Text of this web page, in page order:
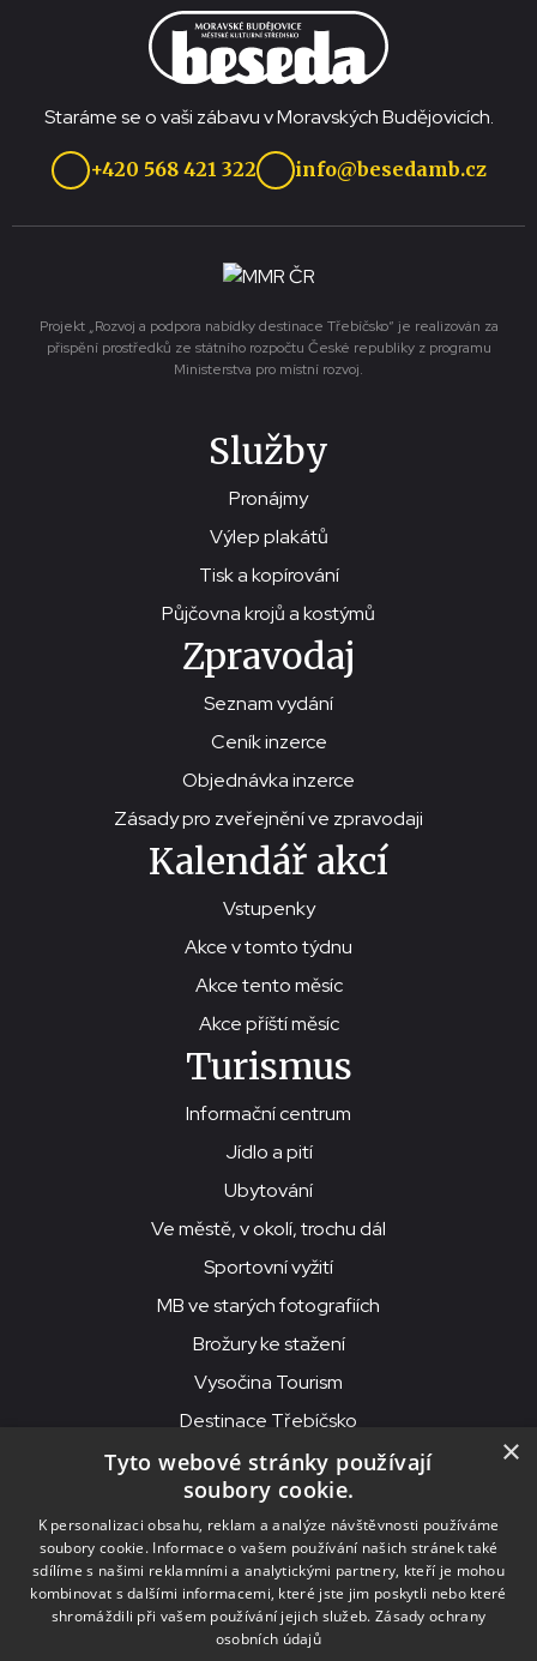
Staráme se o vaši zábavu v Moravských Budějovicích.
+420 568 421 322 info@besedamb.cz
Projekt „Rozvoj a podpora nabídky destinace Třebíčsko“ je realizován za
přispění prostředků ze státního rozpočtu České republiky z programu
Ministerstva pro místní rozvoj.
Služby
Pronájmy
Výlep plakátů
Tisk a kopírování
Půjčovna krojů a kostýmů
Zpravodaj
Seznam vydání
Ceník inzerce
Objednávka inzerce
Zásady pro zveřejnění ve zpravodaji
Kalendář akcí
Vstupenky
Akce v tomto týdnu
Akce tento měsíc
Akce příští měsíc
Turismus
Informační centrum
Jídlo a pití
Ubytování
Ve městě, v okolí, trochu dál
Sportovní vyžití
MB ve starých fotografiích
Brožury ke stažení
Vysočina Tourism
Destinace Třebíčsko
© 2026MKS Beseda Mor. Budějovice
MKS Beseda, příspěvková organizace, Purcnerova 62, 676 02
Moravské Budějovice
IČO: 00091758, DIČ: CZ00091758, ID datové schránky: chjn2kd
×
Tyto webové stránky používají
soubory cookie.
K personalizaci obsahu, reklam a analýze návštěvnosti používáme
soubory cookie. Informace o vašem používání našich stránek také
sdílíme s našimi reklamními a analytickými partnery, kteří je mohou
kombinovat s dalšími informacemi, které jste jim poskytli nebo které
shromáždili při vašem používání jejich služeb. Zásady ochrany
osobních údajů